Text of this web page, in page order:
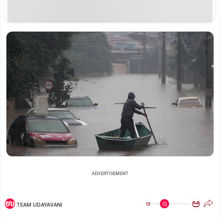
ADVERTISEMENT
TEAM UDAYAVANI ಅ ಅ